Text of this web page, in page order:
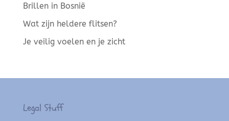
Brillen in Bosnië
Wat zijn heldere flitsen?
Je veilig voelen en je zicht
Legal Stuff